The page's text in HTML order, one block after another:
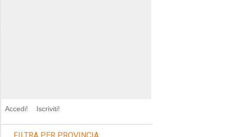
Accedi! Iscriviti!